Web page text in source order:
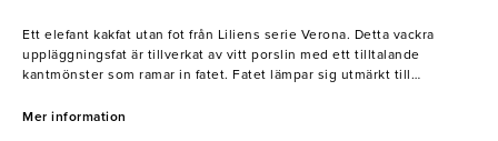
Ett elefant kakfat utan fot från Liliens serie Verona. Detta vackra
uppläggningsfat är tillverkat av vitt porslin med ett tilltalande
kantmönster som ramar in fatet. Fatet lämpar sig utmärkt till
förgylla fikastunden. Perfekt för café- och serveringsverksamheter
Mer information